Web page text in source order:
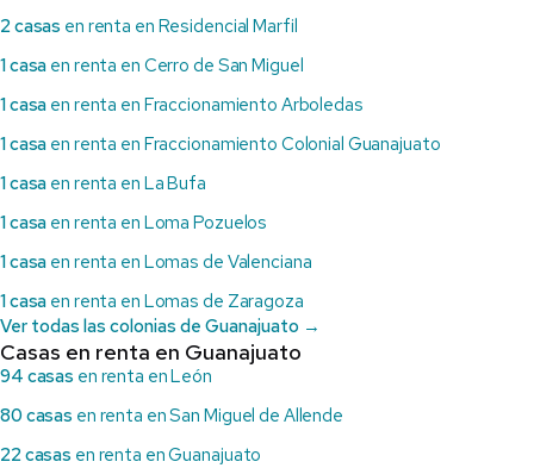
2 casas en renta en Residencial Marfil
1 casa en renta en Cerro de San Miguel
1 casa en renta en Fraccionamiento Arboledas
1 casa en renta en Fraccionamiento Colonial Guanajuato
1 casa en renta en La Bufa
1 casa en renta en Loma Pozuelos
1 casa en renta en Lomas de Valenciana
1 casa en renta en Lomas de Zaragoza
Ver todas las colonias de Guanajuato →
Casas en renta en Guanajuato
94 casas en renta en León
80 casas en renta en San Miguel de Allende
22 casas en renta en Guanajuato